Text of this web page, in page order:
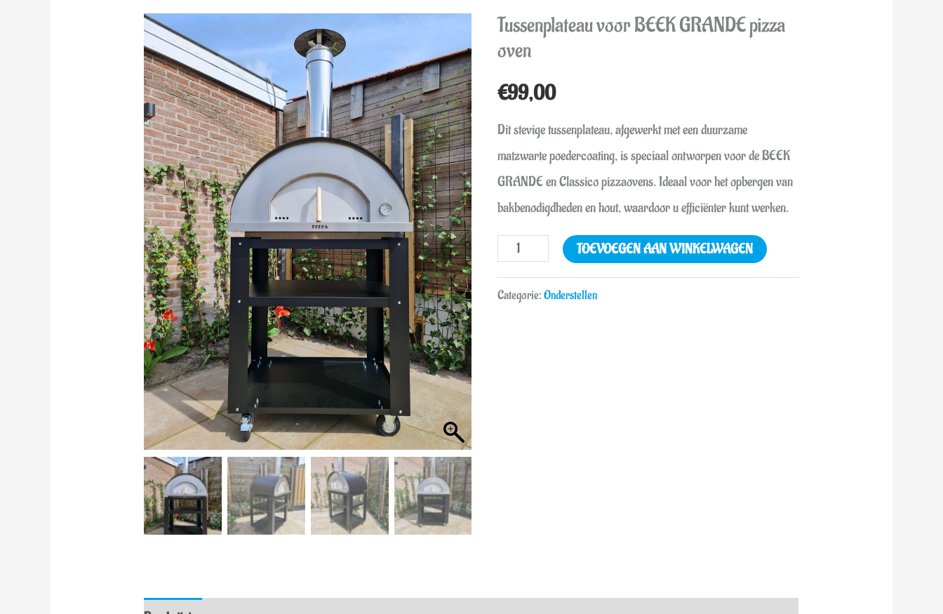
Tussenplateau voor BEEK GRANDE pizza
oven
€99,00
Dit stevige tussenplateau, afgewerkt met een duurzame
matzwarte poedercoating, is speciaal ontworpen voor de BEEK
GRANDE en Classico pizzaovens. Ideaal voor het opbergen van
bakbenodigdheden en hout, waardoor u efficiënter kunt werken.
Tussenplateau
voor
GRANDE
pizza
oven
aantal
TOEVOEGEN AAN WINKELWAGEN
Categorie:Onderstellen